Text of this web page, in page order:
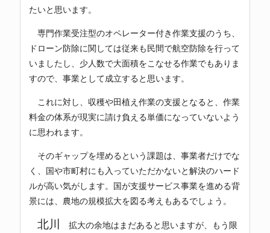
たいと思います。
専門作業受注型のオペレーター付き作業支援のうち、
ドローン防除に関しては従来も民間で航空防除を行って
いましたし、少人数で大面積をこなせる作業でもありま
すので、事業として成立すると思います。
これに対し、収穫や田植え作業の支援となると、作業
料金の体系が現実に請け負える単価になっていないよう
に思われます。
そのギャップを埋めるという課題は、事業者だけでな
く、国や市町村にも入っていただかないと解決のハード
ルが高い気がします。国が支援サービス事業を進める背
景には、農地の規模拡大を図る考えもあるでしょう。
北川
拡大の余地はまだあると思いますが、もう限